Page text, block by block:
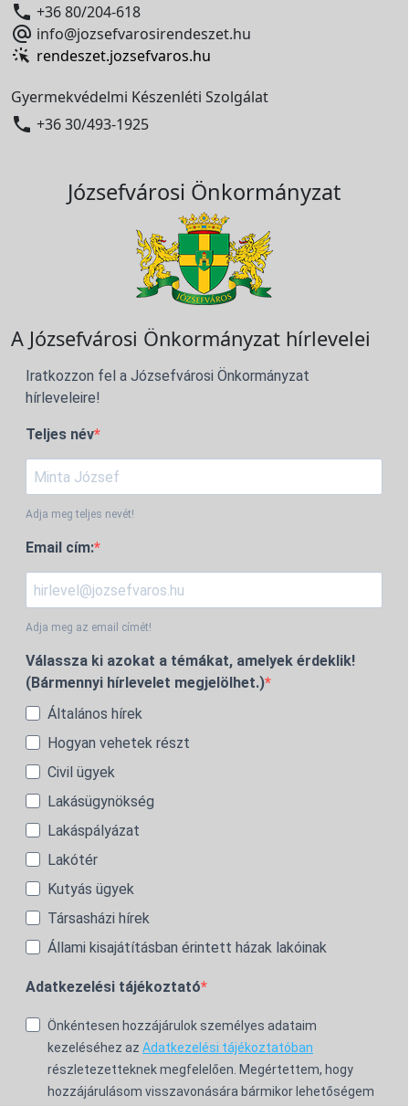
 +36 80/204-618
 info@jozsefvarosirendeszet.hu
rendeszet.jozsefvaros.hu
Gyermekvédelmi Készenléti Szolgálat
 +36 30/493-1925
Józsefvárosi Önkormányzat
A Józsefvárosi Önkormányzat hírlevelei
Iratkozzon fel a Józsefvárosi Önkormányzat
hírleveleire!
Teljes név
Adja meg teljes nevét!
Email cím:
Adja meg az email címét!
Válassza ki azokat a témákat, amelyek érdeklik!
(Bármennyi hírlevelet megjelölhet.)
Általános hírek
Hogyan vehetek részt
Civil ügyek
Lakásügynökség
Lakáspályázat
Lakótér
Kutyás ügyek
Társasházi hírek
Állami kisajátításban érintett házak lakóinak
Adatkezelési tájékoztató
Önkéntesen hozzájárulok személyes adataim
kezeléséhez az Adatkezelési tájékoztatóban
részletezetteknek megfelelően. Megértettem, hogy
hozzájárulásom visszavonására bármikor lehetőségem